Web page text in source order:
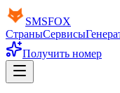
SMSFOX
СтраныСервисы
Получить номер